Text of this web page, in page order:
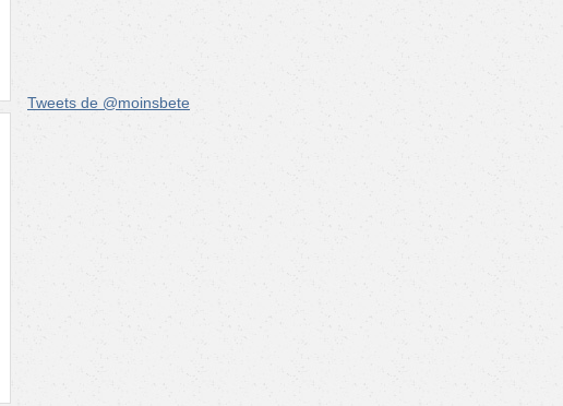
Tweets de @moinsbete